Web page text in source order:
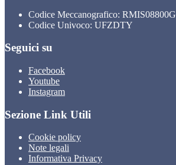
Codice Meccanografico: RMIS08800G
Codice Univoco: UFZDTY
Seguici su
Facebook
Youtube
Instagram
Sezione Link Utili
Cookie policy
Note legali
Informativa Privacy